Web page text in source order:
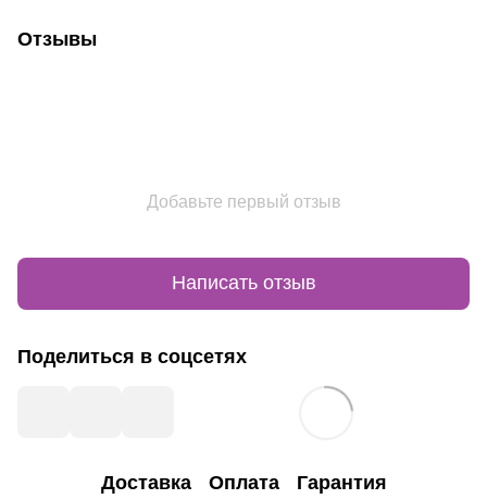
Отзывы
Добавьте первый отзыв
Написать отзыв
Поделиться в соцсетях
Доставка Оплата Гарантия